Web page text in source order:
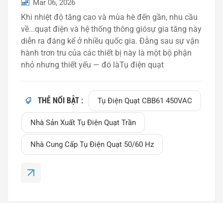
Mar 06, 2026
Khi nhiệt độ tăng cao và mùa hè đến gần, nhu cầu
về...quạt điện và hệ thống thông giósự gia tăng này
diễn ra đáng kể ở nhiều quốc gia. Đằng sau sự vận
hành trơn tru của các thiết bị này là một bộ phận
nhỏ nhưng thiết yếu — đó làTụ điện quạt
hút hoặc hệ thống tuần hoàn không khíTụ điện
CBB61 đảm bảo hoạt động ổn định của động cơ
và hiệu suất năng lượng cao. Trong bài viết này,
chúng ta sẽ giải thích tụ điện CBB61 là gì, các ứng
dụng của nó và cách chọn nhà cung cấp đáng tin
cậy cho nhu cầu sử dụng quy mô lớn vào mùa
khởi động động cơ AC được làm từmàng
THẺ NỔI BẬT : Tụ Điện Quạt CBB61 450VAC
Nhà Sản Xuất Tụ Điện Quạt Trần
Nhà Cung Cấp Tụ Điện Quạt 50/60 Hz